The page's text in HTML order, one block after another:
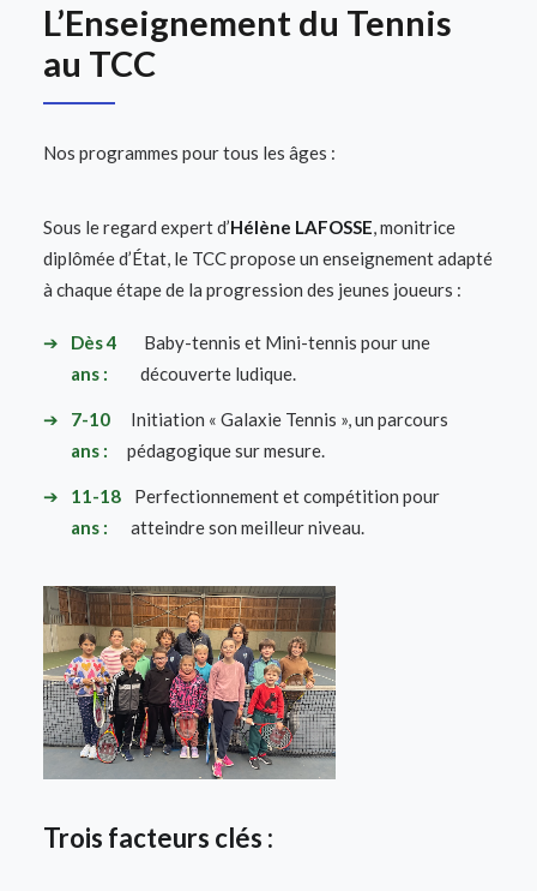
L’Enseignement du Tennis
au TCC
Nos programmes pour tous les âges :
Sous le regard expert d’Hélène LAFOSSE, monitrice
diplômée d’État, le TCC propose un enseignement adapté
à chaque étape de la progression des jeunes joueurs :
➔
Dès 4
ans :
Baby-tennis et Mini-tennis pour une
découverte ludique.
➔
7-10
ans :
Initiation « Galaxie Tennis », un parcours
pédagogique sur mesure.
➔
11-18
ans :
Perfectionnement et compétition pour
atteindre son meilleur niveau.
Trois facteurs clés :